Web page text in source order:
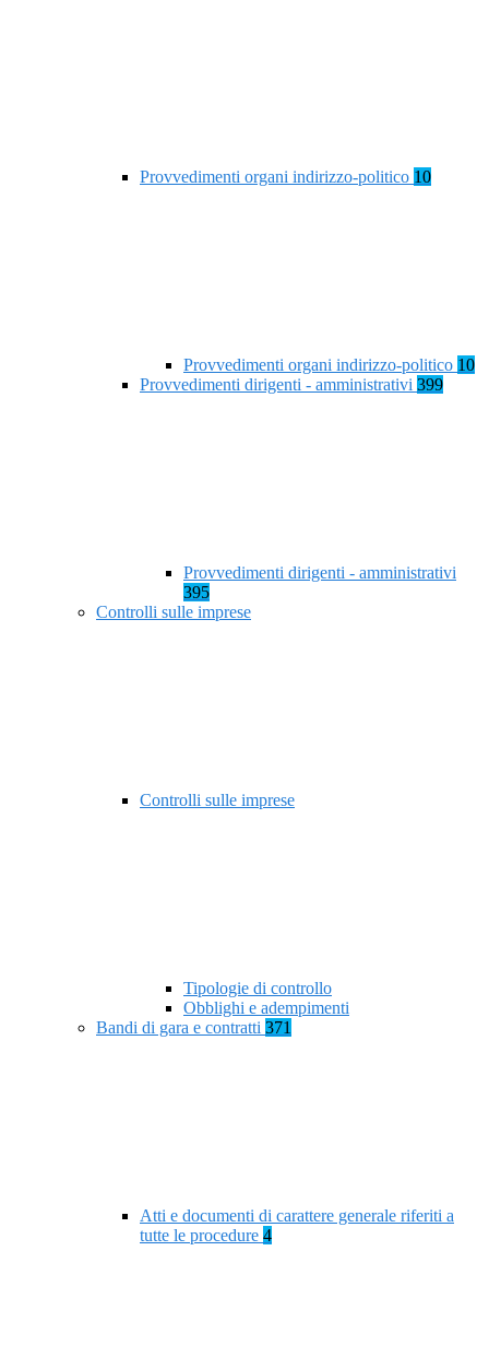
Provvedimenti organi indirizzo-politico 10
Provvedimenti organi indirizzo-politico 10
Provvedimenti dirigenti - amministrativi 399
Provvedimenti dirigenti - amministrativi
395
Controlli sulle imprese
Controlli sulle imprese
Tipologie di controllo
Obblighi e adempimenti
Bandi di gara e contratti 371
Atti e documenti di carattere generale riferiti a
tutte le procedure 4